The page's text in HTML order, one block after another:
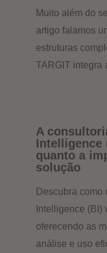
Muito além do
artigo falamos
estruturas
TARGIT integra
A
Intelligence
quanto a
solução
Descubra como
Intelligence (BI)
oferecendo as
análise e uso